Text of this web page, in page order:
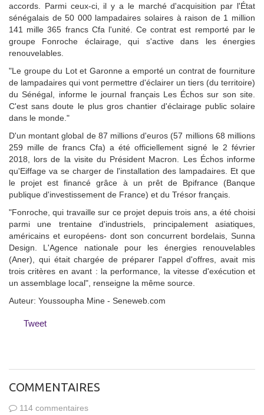
accords. Parmi ceux-ci, il y a le marché d'acquisition par l'État
sénégalais de 50 000 lampadaires solaires à raison de 1 million
141 mille 365 francs Cfa l'unité. Ce contrat est remporté par le
groupe Fonroche éclairage, qui s'active dans les énergies
renouvelables.
"Le groupe du Lot et Garonne a emporté un contrat de fourniture
de lampadaires qui vont permettre d'éclairer un tiers (du territoire)
du Sénégal, informe le journal français Les Échos sur son site.
C'est sans doute le plus gros chantier d'éclairage public solaire
dans le monde."
D'un montant global de 87 millions d'euros (57 millions 68 millions
259 mille de francs Cfa) a été officiellement signé le 2 février
2018, lors de la visite du Président Macron. Les Échos informe
qu'Eiffage va se charger de l'installation des lampadaires. Et que
le projet est financé grâce à un prêt de Bpifrance (Banque
publique d'investissement de France) et du Trésor français.
"Fonroche, qui travaille sur ce projet depuis trois ans, a été choisi
parmi une trentaine d'industriels, principalement asiatiques,
américains et européens- dont son concurrent bordelais, Sunna
Design. L'Agence nationale pour les énergies renouvelables
(Aner), qui était chargée de préparer l'appel d'offres, avait mis
trois critères en avant : la performance, la vitesse d'exécution et
un assemblage local", renseigne la même source.
Auteur: Youssoupha Mine - Seneweb.com
Tweet
COMMENTAIRES
114 commentaires